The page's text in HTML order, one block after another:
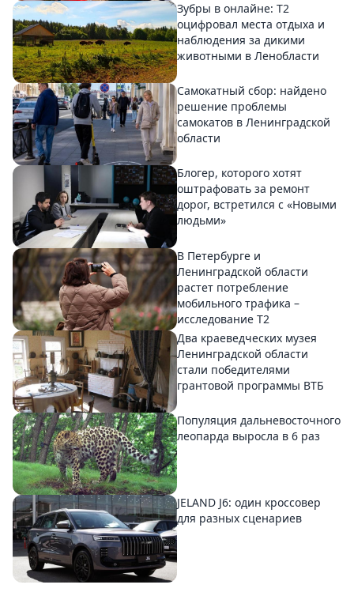
Зубры в онлайне: Т2
оцифровал места отдыха и
наблюдения за дикими
животными в Ленобласти
Самокатный сбор: найдено
решение проблемы
самокатов в Ленинградской
области
Блогер, которого хотят
оштрафовать за ремонт
дорог, встретился с «Новыми
людьми»
В Петербурге и
Ленинградской области
растет потребление
мобильного трафика –
исследование T2
Два краеведческих музея
Ленинградской области
стали победителями
грантовой программы ВТБ
Популяция дальневосточного
леопарда выросла в 6 раз
JELAND J6: один кроссовер
для разных сценариев